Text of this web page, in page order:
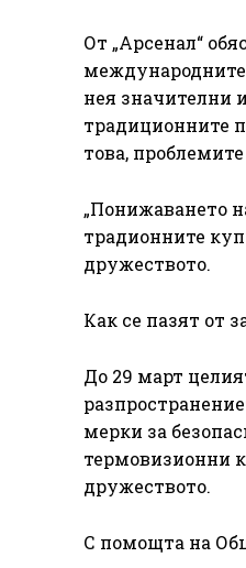
От „Арсенал“
международните
нея значителни
традиционните
това,
„Понижаването
традионните
дружеството.
Как се пазят от
До 29 март
мерки за
термовизионни
дружеството.
С помощта на